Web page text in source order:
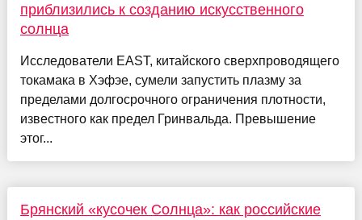
приблизились к созданию искусственного
солнца
Исследователи EAST, китайского сверхпроводящего
токамака в Хэфэе, сумели запустить плазму за
пределами долгосрочного ограничения плотности,
известного как предел Гринвальда. Превышение
этог...
Брянский «кусочек Солнца»: как российские